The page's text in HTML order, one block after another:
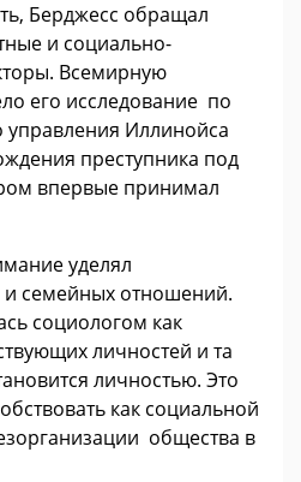
Берджесс обращал
и социально-
Всемирную
его исследование по
управления Иллинойса
преступника под
впервые принимал
уделял
семейных отношений.
социологом как
личностей и та
личностью. Это
как социальной
общества в